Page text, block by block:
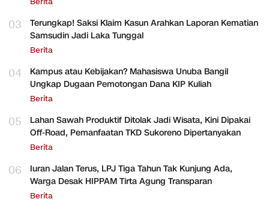
03
Terungkap! Saksi Klaim Kasun Arahkan Laporan Kematian
Samsudin Jadi Laka Tunggal
Berita
04
Kampus atau Kebijakan? Mahasiswa Unuba Bangil
Ungkap Dugaan Pemotongan Dana KIP Kuliah
Berita
05
Lahan Sawah Produktif Ditolak Jadi Wisata, Kini Dipakai
Off-Road, Pemanfaatan TKD Sukoreno Dipertanyakan
Berita
06
Iuran Jalan Terus, LPJ Tiga Tahun Tak Kunjung Ada,
Warga Desak HIPPAM Tirta Agung Transparan
Berita